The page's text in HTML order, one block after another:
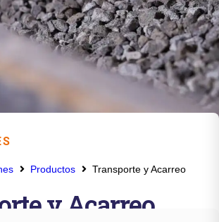
Productos Transporte y Acarreo
y Acarreo